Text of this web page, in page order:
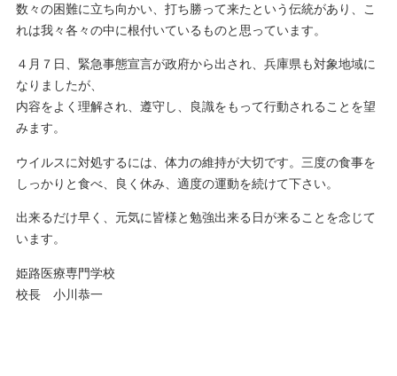
数々の困難に立ち向かい、打ち勝って来たという伝統があり、こ
れは我々各々の中に根付いているものと思っています。
４月７日、緊急事態宣言が政府から出され、兵庫県も対象地域に
なりましたが、
内容をよく理解され、遵守し、良識をもって行動されることを望
みます。
ウイルスに対処するには、体力の維持が大切です。三度の食事を
しっかりと食べ、良く休み、適度の運動を続けて下さい。
出来るだけ早く、元気に皆様と勉強出来る日が来ることを念じて
います。
姫路医療専門学校
校長 小川恭一